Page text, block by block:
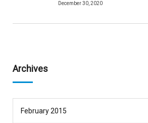
December 30, 2020
Archives